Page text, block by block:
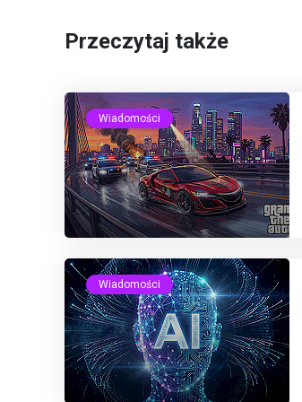
Przeczytaj także
Wiadomości
Wiadomości